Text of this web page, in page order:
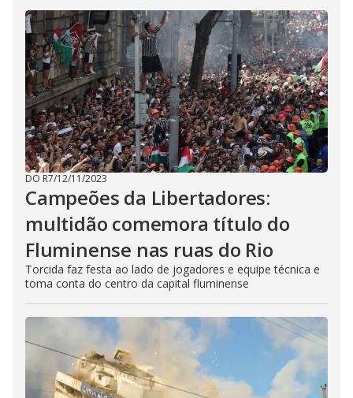
DO R7/12/11/2023
Campeões da Libertadores:
multidão comemora título do
Fluminense nas ruas do Rio
Torcida faz festa ao lado de jogadores e equipe técnica e
toma conta do centro da capital fluminense